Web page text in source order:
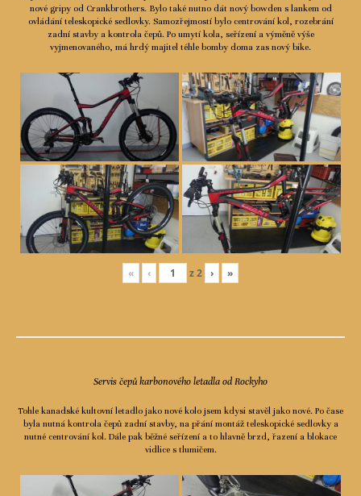
nové gripy od Crankbrothers. Bylo také nutno dát nový bowden s lankem od
ovládání teleskopické sedlovky. Samozřejmostí bylo centrování kol, rozebrání
zadní stavby a kontrola čepů. Po umytí kola, seřízení a výměně výše
vyjmenovaného, má hrdý majitel téhle bomby doma zas nový bike.
« ‹ z2 › »
Servis čepů karbonového letadla od Rockyho
Tohle kanadské kultovní letadlo jako nové kolo jsem kdysi stavěl jako nové. Po čase
byla nutná kontrola čepů zadní stavby, na přání montáž teleskopické sedlovky a
nutné centrování kol. Dále pak běžné seřízení a to hlavně brzd, řazení a blokace
vidlice s tlumičem.